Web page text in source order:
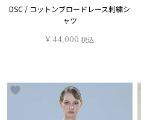
DSC / コットンブロードレース刺繍シ
ャツ
¥ 44,000 税込